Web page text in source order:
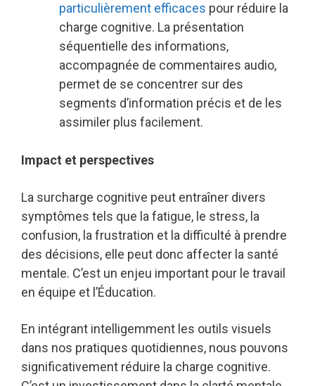
particulièrement efficaces pour réduire la
charge cognitive. La présentation
séquentielle des informations,
accompagnée de commentaires audio,
permet de se concentrer sur des
segments d’information précis et de les
assimiler plus facilement.
Impact et perspectives
La surcharge cognitive peut entraîner divers
symptômes tels que la fatigue, le stress, la
confusion, la frustration et la difficulté à prendre
des décisions, elle peut donc affecter la santé
mentale. C’est un enjeu important pour le travail
en équipe et l’Éducation.
En intégrant intelligemment les outils visuels
dans nos pratiques quotidiennes, nous pouvons
significativement réduire la charge cognitive.